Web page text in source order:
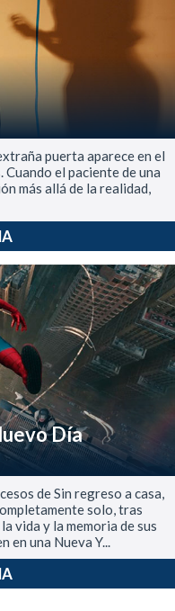
puerta aparece en el
el paciente de una
más allá de la realidad,
Día
de Sin regreso a casa,
solo, tras
vida y la memoria de sus
en una Nueva Y...